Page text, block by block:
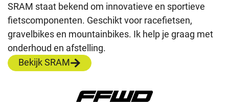
SRAM staat bekend om innovatieve en sportieve
fietscomponenten. Geschikt voor racefietsen,
gravelbikes en mountainbikes. Ik help je graag met
onderhoud en afstelling.
Bekijk SRAM